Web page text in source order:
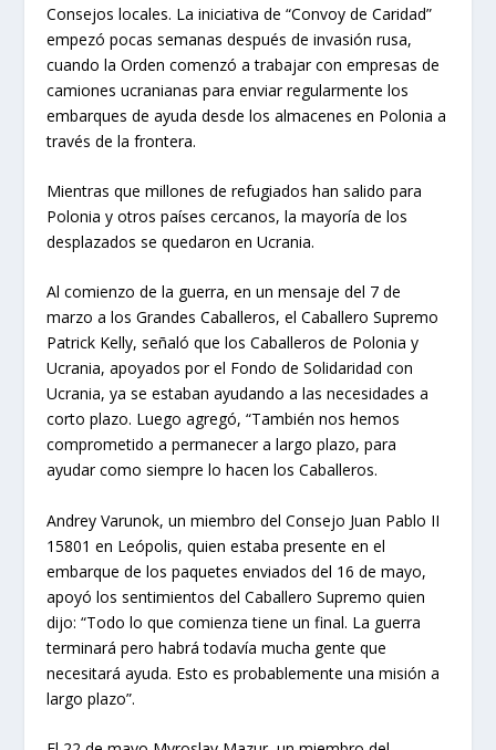
Consejos locales. La iniciativa de “Convoy de Caridad”
empezó pocas semanas después de invasión rusa,
cuando la Orden comenzó a trabajar con empresas de
camiones ucranianas para enviar regularmente los
embarques de ayuda desde los almacenes en Polonia a
través de la frontera.
Mientras que millones de refugiados han salido para
Polonia y otros países cercanos, la mayoría de los
desplazados se quedaron en Ucrania.
Al comienzo de la guerra, en un mensaje del 7 de
marzo a los Grandes Caballeros, el Caballero Supremo
Patrick Kelly, señaló que los Caballeros de Polonia y
Ucrania, apoyados por el Fondo de Solidaridad con
Ucrania, ya se estaban ayudando a las necesidades a
corto plazo. Luego agregó, “También nos hemos
comprometido a permanecer a largo plazo, para
ayudar como siempre lo hacen los Caballeros.
Andrey Varunok, un miembro del Consejo Juan Pablo II
15801 en Leópolis, quien estaba presente en el
embarque de los paquetes enviados del 16 de mayo,
apoyó los sentimientos del Caballero Supremo quien
dijo: “Todo lo que comienza tiene un final. La guerra
terminará pero habrá todavía mucha gente que
necesitará ayuda. Esto es probablemente una misión a
largo plazo”.